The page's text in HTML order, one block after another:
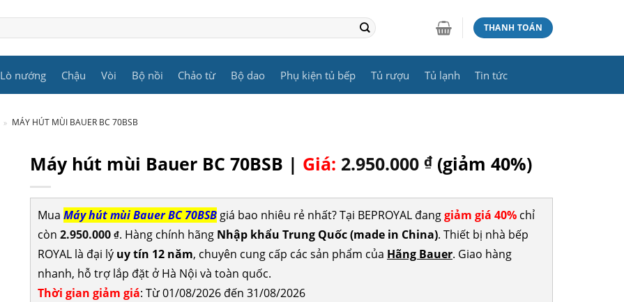
THANH TOÁN
Lò nướng Chậu Vòi Bộ nồi Chảo từ Bộ dao Phụ kiện tủ bếp Tủ rượu Tủ lạnh Tin tức
» MÁY HÚT MÙI BAUER BC 70BSB
Máy hút mùi Bauer BC 70BSB | Giá: 2.950.000 ₫(giảm 40%)
Mua Máy hút mùi Bauer BC 70BSBgiá bao nhiêu rẻ nhất? Tại BEPROYAL đanggiảm giá 40%chỉ
còn 2.950.000 ₫. Hàng chính hãng Nhập khẩu Trung Quốc (made in China). Thiết bị nhà bếp
ROYAL là đại lý uy tín 12 năm, chuyên cung cấp các sản phẩm của Hãng Bauer. Giao hàng
nhanh, hỗ trợ lắp đặt ở Hà Nội và toàn quốc.
Thời gian giảm giá: Từ 01/08/2026 đến 31/08/2026